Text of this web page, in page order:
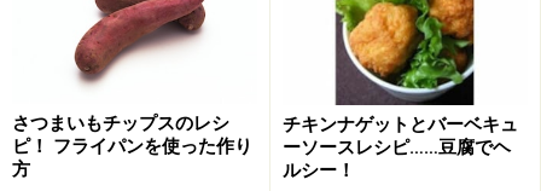
小豆とチョコのパンケーキの作り方・手順
■パンケーキの作り方
1
さつまいもチップスのレシ
ピ！ フライパンを使った作り
方
チキンナゲットとバーベキュ
ーソースレシピ……豆腐でヘ
ルシー！